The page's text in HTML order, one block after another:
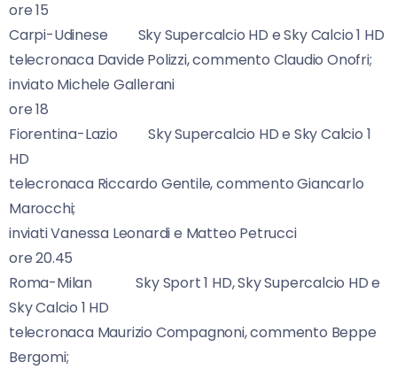
ore 15
Carpi-Udinese Sky Supercalcio HD e Sky Calcio 1 HD
telecronaca Davide Polizzi, commento Claudio Onofri;
inviato Michele Gallerani
ore 18
Fiorentina-Lazio Sky Supercalcio HD e Sky Calcio 1
HD
telecronaca Riccardo Gentile, commento Giancarlo
Marocchi;
inviati Vanessa Leonardi e Matteo Petrucci
ore 20.45
Roma-Milan Sky Sport 1 HD, Sky Supercalcio HD e
Sky Calcio 1 HD
telecronaca Maurizio Compagnoni, commento Beppe
Bergomi;